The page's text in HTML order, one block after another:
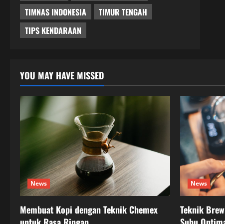
TIMNAS INDONESIA
TIMUR TENGAH
TIPS KENDARAAN
YOU MAY HAVE MISSED
News
Membuat Kopi dengan Teknik Chemex
News
Teknik